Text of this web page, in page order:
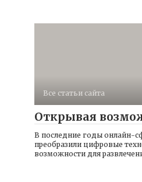
Все статьи сайта
Открывая
В последние годы онлайн-
преобразили цифровые
возможности для